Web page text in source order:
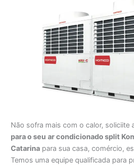
Não sofra mais com o calor, soliciite
para o seu ar condicionado split
Catarina para sua casa, comércio,
Temos uma equipe qualificada para